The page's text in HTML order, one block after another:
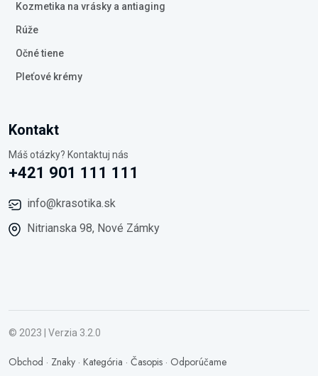
Kozmetika na vrásky a antiaging
Rúže
Očné tiene
Pleťové krémy
Kontakt
Máš otázky? Kontaktuj nás
+421 901 111 111
info@krasotika.sk
Nitrianska 98, Nové Zámky
© 2023 | Verzia 3.2.0
Obchod · Znaky · Kategória · Časopis · Odporúčame